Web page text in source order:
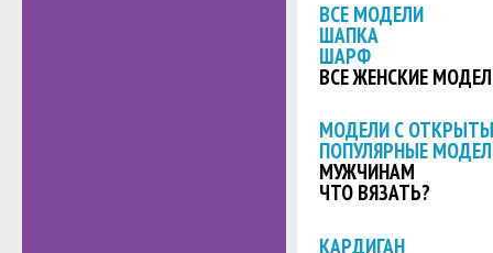
ВСЕ МОДЕЛИ
ШАПКА
ШАРФ
ВСЕ ЖЕНСКИЕ
МОДЕЛИ С
ПОПУЛЯРНЫЕ
МУЖЧИНАМ
ЧТО ВЯЗАТЬ?
КАРДИГАН